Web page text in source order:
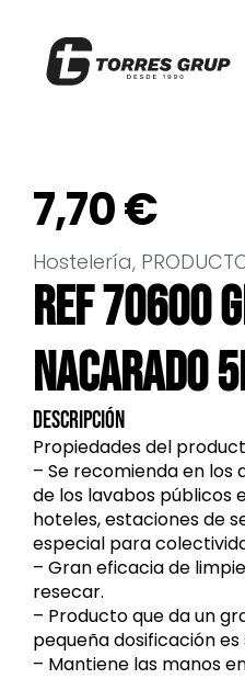
7,70€
Hostelería,
REF 70600
NACARADO
Descripción
Propiedades del
– Se recomienda en
de los lavabos públicos
hoteles, estaciones de
especial para
– Gran eficacia de
resecar.
– Producto que da un
pequeña dosificación es
– Mantiene las manos